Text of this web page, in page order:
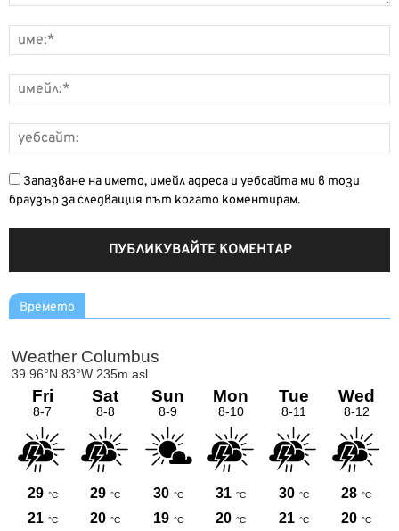
Запазване на името, имейл адреса и уебсайта ми в този
браузър за следващия път когато коментирам.
Времето